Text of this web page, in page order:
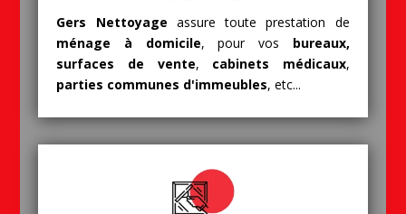
Gers Nettoyage assure toute prestation de
ménage à domicile, pour vos bureaux,
surfaces de vente, cabinets médicaux,
parties communes d'immeubles, etc...